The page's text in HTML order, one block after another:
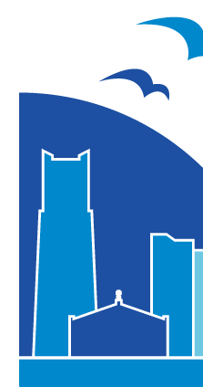
アトリエゾウ
クショップ「ブ
※こちらのイベントは終了しております。